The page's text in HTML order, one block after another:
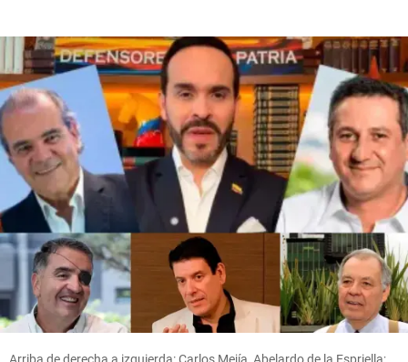
Arriba de derecha a izquierda: Carlos Mejía, Abelardo de la Espriella;